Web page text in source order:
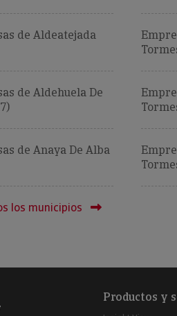
de Aldeatejada
de Aldehuela De
de Anaya De Alba
los municipios
Productos y